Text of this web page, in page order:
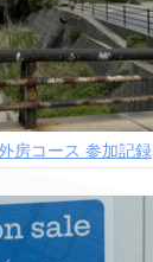
房コース 参加記録